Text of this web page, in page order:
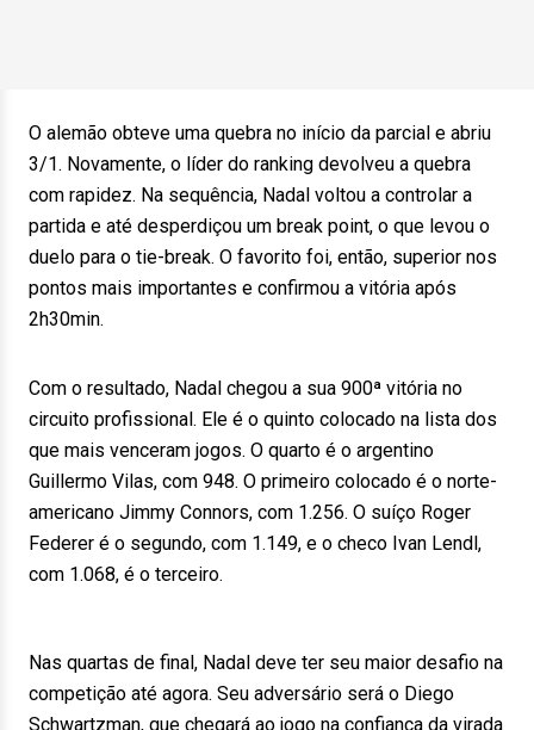
O alemão obteve uma quebra no início da parcial e abriu
3/1. Novamente, o líder do ranking devolveu a quebra
com rapidez. Na sequência, Nadal voltou a controlar a
partida e até desperdiçou um break point, o que levou o
duelo para o tie-break. O favorito foi, então, superior nos
pontos mais importantes e confirmou a vitória após
2h30min.
Com o resultado, Nadal chegou a sua 900ª vitória no
circuito profissional. Ele é o quinto colocado na lista dos
que mais venceram jogos. O quarto é o argentino
Guillermo Vilas, com 948. O primeiro colocado é o norte-
americano Jimmy Connors, com 1.256. O suíço Roger
Federer é o segundo, com 1.149, e o checo Ivan Lendl,
com 1.068, é o terceiro.
Nas quartas de final, Nadal deve ter seu maior desafio na
competição até agora. Seu adversário será o Diego
Schwartzman, que chegará ao jogo na confiança da virada